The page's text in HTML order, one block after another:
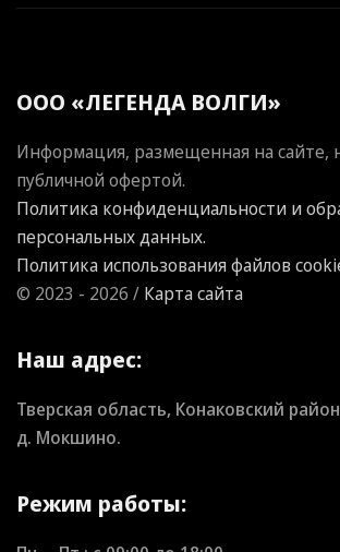
ООО «ЛЕГЕНДА ВОЛГИ»
Информация, размещенная на сайте,
публичной офертой.
Политика конфиденциальности и
персональных данных.
Политика использования файлов
© 2023 - 2026 / Карта сайта
Наш адрес:
Тверская область, Конаковский
д. Мокшино.
Режим работы: